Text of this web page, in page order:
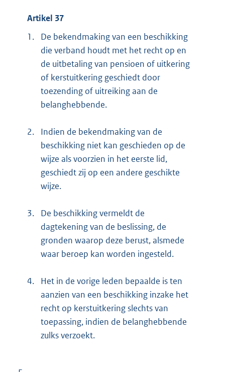
Artikel 37
1.
De bekendmaking van een beschikking
die verband houdt met het recht op en
de uitbetaling van pensioen of uitkering
of kerstuitkering geschiedt door
toezending of uitreiking aan de
belanghebbende.
2.
Indien de bekendmaking van de
beschikking niet kan geschieden op de
wijze als voorzien in het eerste lid,
geschiedt zij op een andere geschikte
wijze.
3.
De beschikking vermeldt de
dagtekening van de beslissing, de
gronden waarop deze berust, alsmede
waar beroep kan worden ingesteld.
4.
Het in de vorige leden bepaalde is ten
aanzien van een beschikking inzake het
recht op kerstuitkering slechts van
toepassing, indien de belanghebbende
zulks verzoekt.